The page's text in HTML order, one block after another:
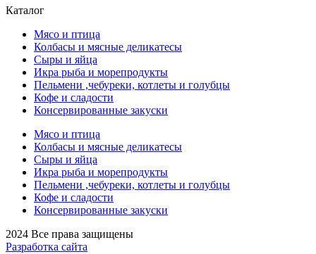
Каталог
Мясо и птица
Колбасы и мясные деликатесы
Сыры и яйца
Икра рыба и морепродукты
Пельмени ,чебуреки, котлеты и голубцы
Кофе и сладости
Консервированные закуски
Мясо и птица
Колбасы и мясные деликатесы
Сыры и яйца
Икра рыба и морепродукты
Пельмени ,чебуреки, котлеты и голубцы
Кофе и сладости
Консервированные закуски
2024 Все права защищены
Разработка сайта